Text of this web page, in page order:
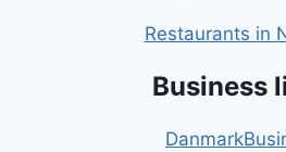
Restaurants in
Business